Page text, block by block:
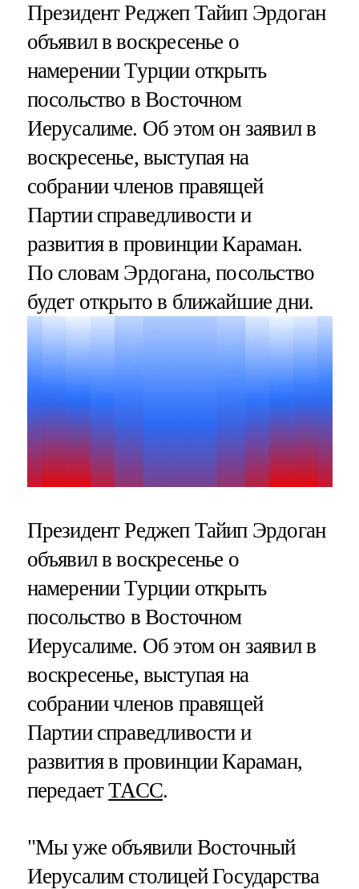
Президент Реджеп Тайип Эрдоган
объявил в воскресенье о
намерении Турции открыть
посольство в Восточном
Иерусалиме. Об этом он заявил в
воскресенье, выступая на
собрании членов правящей
Партии справедливости и
развития в провинции Караман.
По словам Эрдогана, посольство
будет открыто в ближайшие дни.
Президент Реджеп Тайип Эрдоган
объявил в воскресенье о
намерении Турции открыть
посольство в Восточном
Иерусалиме. Об этом он заявил в
воскресенье, выступая на
собрании членов правящей
Партии справедливости и
развития в провинции Караман,
передаетТАСС.
"Мы уже объявили Восточный
Иерусалим столицей Государства